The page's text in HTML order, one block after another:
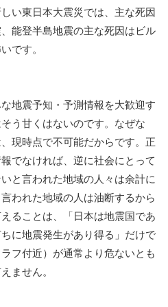
い東日本大震災では、主な死因
能登半島地震の主な死因はビル
です。
地震予知・予測情報を大歓迎す
う甘くはないのです。なぜな
現時点で不可能だからです。正
でなければ、逆に社会にとって
と言われた地域の人々は余計に
われた地域の人は油断するから
ることは、「日本は地震国であ
に地震発生があり得る」だけで
フ付近）が通常より危ないとも
ません。